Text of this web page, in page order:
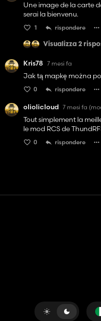
Une image de la carte
serai la bienvenu.
1 rispondere
Visualizza 2
Kris78 7 mesi fa
Jak tą mapkę można
0 rispondere
oliolicloud 7 mesi fa
Tout simplement la
le mod RCS de
0 rispondere